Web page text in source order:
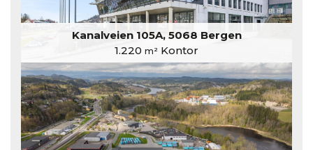
Kanalveien 105A, 5068 Bergen
1.220 m² Kontor